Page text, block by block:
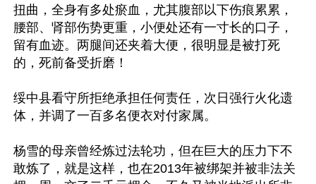
扭曲，全身有多处瘀血，尤其腹部以下伤痕累累，
腰部、肾部伤势更重，小便处还有一寸长的口子，
留有血迹。两腿间还夹着大便，很明显是被打死
的，死前备受折磨！
绥中县看守所拒绝承担任何责任，次日强行火化遗
体，并调了一百多名便衣对付家属。
杨雪的母亲曾经炼过法轮功，但在巨大的压力下不
敢炼了，就是这样，也在2013年被绑架并被非法关